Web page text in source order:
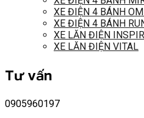
XE ĐIỆN 4 BÁNH
XE ĐIỆN 4 BÁNH
XE LĂN ĐIỆN
XE LĂN ĐIỆN VITAL
Tư vấn
0905960197